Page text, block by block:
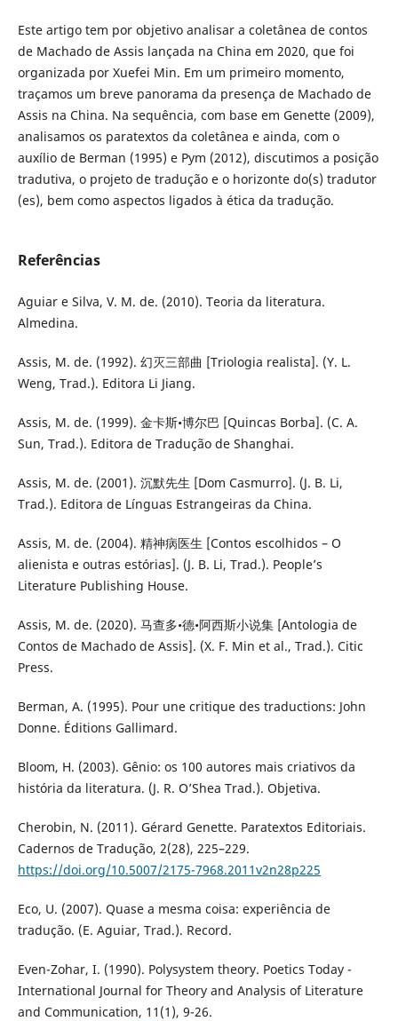
Este artigo tem por objetivo analisar a coletânea de contos
de Machado de Assis lançada na China em 2020, que foi
organizada por Xuefei Min. Em um primeiro momento,
traçamos um breve panorama da presença de Machado de
Assis na China. Na sequência, com base em Genette (2009),
analisamos os paratextos da coletânea e ainda, com o
auxílio de Berman (1995) e Pym (2012), discutimos a posição
tradutiva, o projeto de tradução e o horizonte do(s) tradutor
(es), bem como aspectos ligados à ética da tradução.
Referências
Aguiar e Silva, V. M. de. (2010). Teoria da literatura.
Almedina.
Assis, M. de. (1992). 幻灭三部曲 [Triologia realista]. (Y. L.
Weng, Trad.). Editora Li Jiang.
Assis, M. de. (1999). 金卡斯•博尔巴 [Quincas Borba]. (C. A.
Sun, Trad.). Editora de Tradução de Shanghai.
Assis, M. de. (2001). 沉默先生 [Dom Casmurro]. (J. B. Li,
Trad.). Editora de Línguas Estrangeiras da China.
Assis, M. de. (2004). 精神病医生 [Contos escolhidos – O
alienista e outras estórias]. (J. B. Li, Trad.). People’s
Literature Publishing House.
Assis, M. de. (2020). 马查多•德•阿西斯小说集 [Antologia de
Contos de Machado de Assis]. (X. F. Min et al., Trad.). Citic
Press.
Berman, A. (1995). Pour une critique des traductions: John
Donne. Éditions Gallimard.
Bloom, H. (2003). Gênio: os 100 autores mais criativos da
história da literatura. (J. R. O’Shea Trad.). Objetiva.
Cherobin, N. (2011). Gérard Genette. Paratextos Editoriais.
Cadernos de Tradução, 2(28), 225–229.
https://doi.org/10.5007/2175-7968.2011v2n28p225
Eco, U. (2007). Quase a mesma coisa: experiência de
tradução. (E. Aguiar, Trad.). Record.
Even-Zohar, I. (1990). Polysystem theory. Poetics Today -
International Journal for Theory and Analysis of Literature
and Communication, 11(1), 9-26.